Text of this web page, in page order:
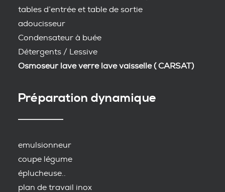
tables d’entrée et table de sortie
adoucisseur
Condensateur à buée
Détergents / Lessive
Osmoseur lave verre lave vaisselle ( CARSAT)
Préparation dynamique
emulsionneur
coupe légume
éplucheuse..
plan de travail inox